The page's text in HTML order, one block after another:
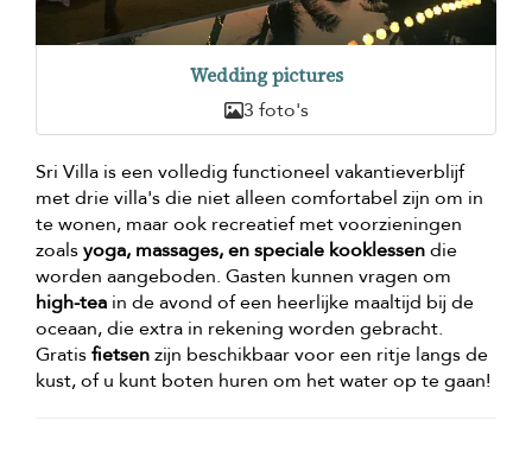
Wedding pictures
3 foto's
Sri Villa is een volledig functioneel vakantieverblijf
met drie villa's die niet alleen comfortabel zijn om in
te wonen, maar ook recreatief met voorzieningen
zoalsyoga, massages, en speciale kooklessendie
worden aangeboden. Gasten kunnen vragen om
high-tea in de avond of een heerlijke maaltijd bij de
oceaan, die extra in rekening worden gebracht.
Gratisfietsenzijn beschikbaar voor een ritje langs de
kust, of u kunt boten huren om het water op te gaan!